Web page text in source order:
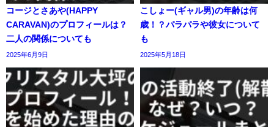
コージとさあや(HAPPY
CARAVAN)のプロフィールは？
二人の関係についても
2025年6月9日
こしょー(ギャル男)の年齢は何
歳！？パラパラや彼女について
も
2025年5月18日